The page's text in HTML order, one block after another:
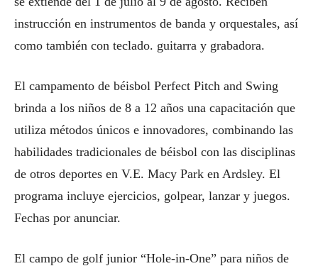
instrucción en instrumentos de banda y orquestales, así
como también con teclado. guitarra y grabadora.
El campamento de béisbol Perfect Pitch and Swing
brinda a los niños de 8 a 12 años una capacitación que
utiliza métodos únicos e innovadores, combinando las
habilidades tradicionales de béisbol con las disciplinas
de otros deportes en V.E. Macy Park en Ardsley. El
programa incluye ejercicios, golpear, lanzar y juegos.
Fechas por anunciar.
El campo de golf junior “Hole-in-One” para niños de